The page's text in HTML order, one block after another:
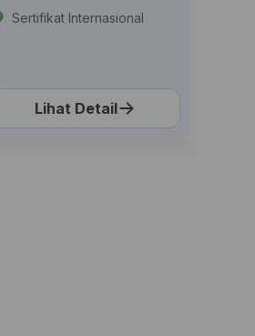
Sertifikat Internasional
Lihat Detail